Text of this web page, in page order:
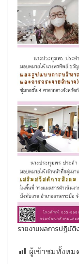
รายงานผลการปฏิบัติ
ผู้เข้าชมทั้งหม